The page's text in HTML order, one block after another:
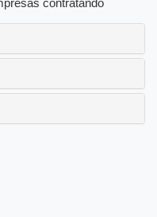
contratando